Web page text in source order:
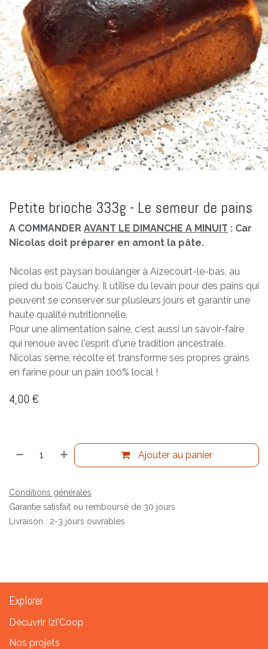
Petite brioche 333g - Le semeur de pains
A COMMANDER AVANT LE DIMANCHE A MINUIT : Car
Nicolas doit préparer en amont la pâte.
Nicolas est paysan boulanger à Aizecourt-le-bas, au
pied du bois Cauchy. Il utilise du levain pour des pains qui
peuvent se conserver sur plusieurs jours et garantir une
haute qualité nutritionnelle.
Pour une alimentation saine, c'est aussi un savoir-faire
qui renoue avec l'esprit d'une tradition ancestrale.
Nicolas sème, récolte et transforme ses propres grains
en farine pour un pain 100% local !
4,00 €
Ajouter au panier
Conditions générales
Garantie satisfait ou remboursé de 30 jours
Livraison : 2-3 jours ouvrables
Explorer
Décuvrir Izi'Coop
Nos projets